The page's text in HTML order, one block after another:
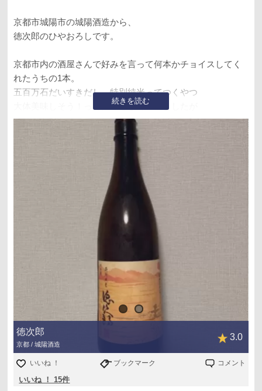
続きを読む
京都市城陽市の城陽酒造から、
徳次郎のひやおろしです。
京都市内の酒屋さんで好みを言って何本かチョイスしてく
れたうちの1本。
五百万石だいすきだし、特別純米ってつくやつ
大体美味しそう！って軽い感じで飲みましたが
求めてたどっしり感なしで、
あんまりお米の深みを感じないような…？
あっさり飲める軽いお酒でした！
そして1週間ほど放置してたら微発泡な感じも完全に無くな
ってて美味しくなってたー！
好みの味にだいぶ近づいてて嬉しかった♪
ワイングラスで飲みたい日本酒でした！
徳次郎
京都 / 城陽酒造
3.0
いいね ！ ブックマーク コメント
いいね ！ 15件